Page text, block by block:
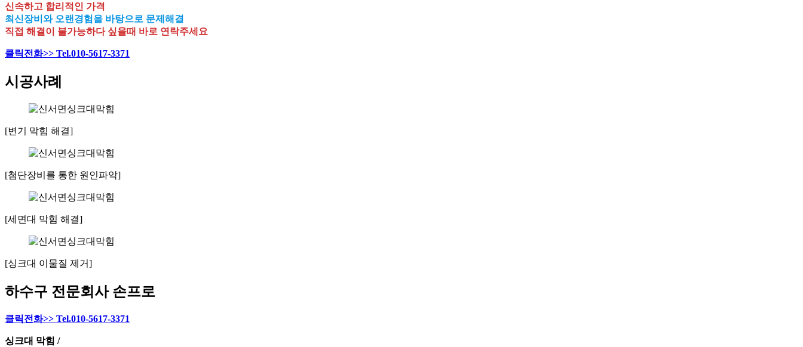
신속하고 합리적인 가격
최신장비와 오랜경험을 바탕으로 문제해결
직접 해결이 불가능하다 싶을때 바로 연락주세요
클릭전화>> Tel.010-5617-3371
시공사례
[변기 막힘 해결]
[첨단장비를 통한 원인파악]
[세면대 막힘 해결]
[싱크대 이물질 제거]
하수구 전문회사 손프로
클릭전화>> Tel.010-5617-3371
싱크대 막힘 /